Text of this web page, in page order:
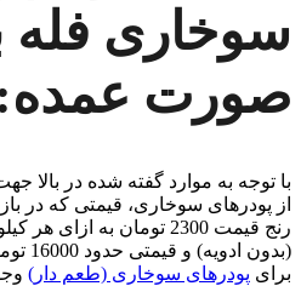
سوخاری فله
صورت
با توجه به موارد گفته شده در بالا
از پودرهای سوخاری، قیمتی که در
رنج قیمت 2300 تومان به
(بدون
برای پودرهای سوخاری (طعم دار)